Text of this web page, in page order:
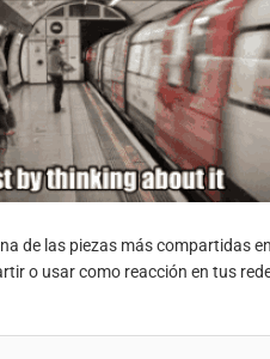
de las piezas más compartidas
o usar como reacción en tus